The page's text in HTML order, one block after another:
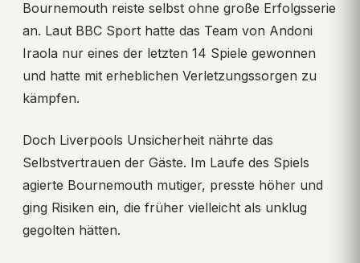
Bournemouth reiste selbst ohne große Erfolgsserie
an. Laut BBC Sport hatte das Team von Andoni
Iraola nur eines der letzten 14 Spiele gewonnen
und hatte mit erheblichen Verletzungssorgen zu
kämpfen.
Doch Liverpools Unsicherheit nährte das
Selbstvertrauen der Gäste. Im Laufe des Spiels
agierte Bournemouth mutiger, presste höher und
ging Risiken ein, die früher vielleicht als unklug
gegolten hätten.